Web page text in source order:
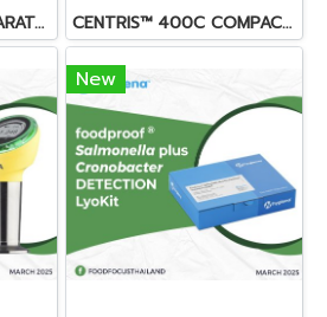
PROVISUR MEAT SEPARATORS CENTRIS™ 400C COMPACT CHEESE SHREDDER
New